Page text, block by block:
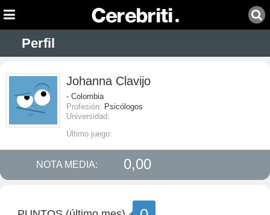
Perfil
Johanna Clavijo
- Colombia
Profesión: Psicólogos
Universidad:
Último juego:
NOTA MEDIA: 0,00